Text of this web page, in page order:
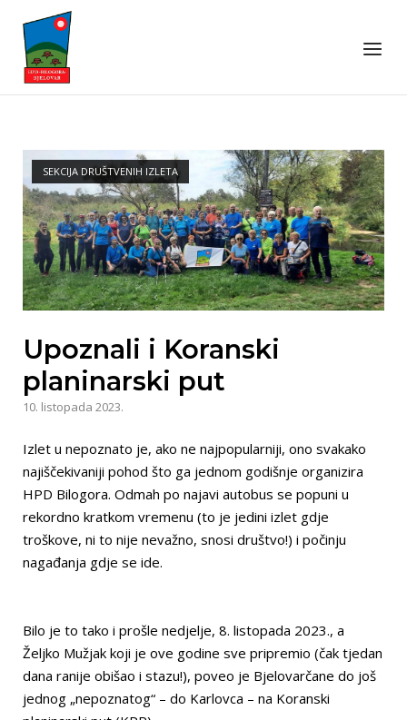
sadržaj
Naslovnica
SEKCIJA DRUŠTVENIH IZLETA
Upoznali i Koranski
planinarski put
10. listopada 2023.
Izlet u nepoznato je, ako ne najpopularniji, ono svakako
najiščekivaniji pohod što ga jednom godišnje organizira
HPD Bilogora. Odmah po najavi autobus se popuni u
rekordno kratkom vremenu (to je jedini izlet gdje
troškove, ni to nije nevažno, snosi društvo!) i počinju
nagađanja gdje se ide.
Bilo je to tako i prošle nedjelje, 8. listopada 2023., a
Željko Mužjak koji je ove godine sve pripremio (čak tjedan
dana ranije obišao i stazu!), poveo je Bjelovarčane do još
jednog „nepoznatog“ – do Karlovca – na Koranski